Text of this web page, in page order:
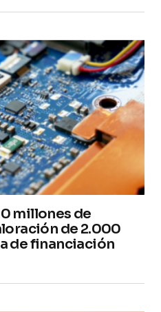
millones de
de 2.000
de financiación